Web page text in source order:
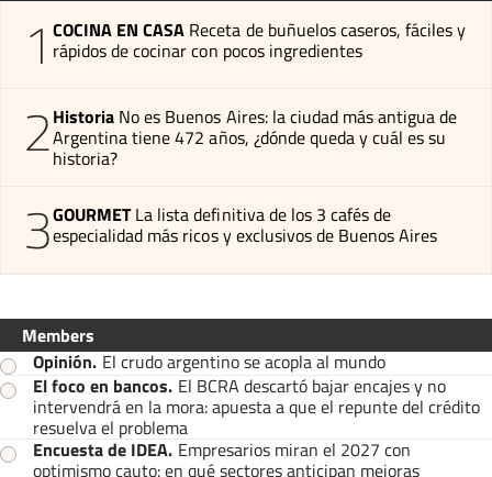
1 COCINA EN CASA Receta de buñuelos caseros, fáciles y
rápidos de cocinar con pocos ingredientes
2Historia No es Buenos Aires: la ciudad más antigua de
Argentina tiene 472 años, ¿dónde queda y cuál es su
historia?
3GOURMET La lista definitiva de los 3 cafés de
especialidad más ricos y exclusivos de Buenos Aires
Members
Opinión. El crudo argentino se acopla al mundo
El foco en bancos. El BCRA descartó bajar encajes y no
intervendrá en la mora: apuesta a que el repunte del crédito
resuelva el problema
Encuesta de IDEA. Empresarios miran el 2027 con
optimismo cauto: en qué sectores anticipan mejoras